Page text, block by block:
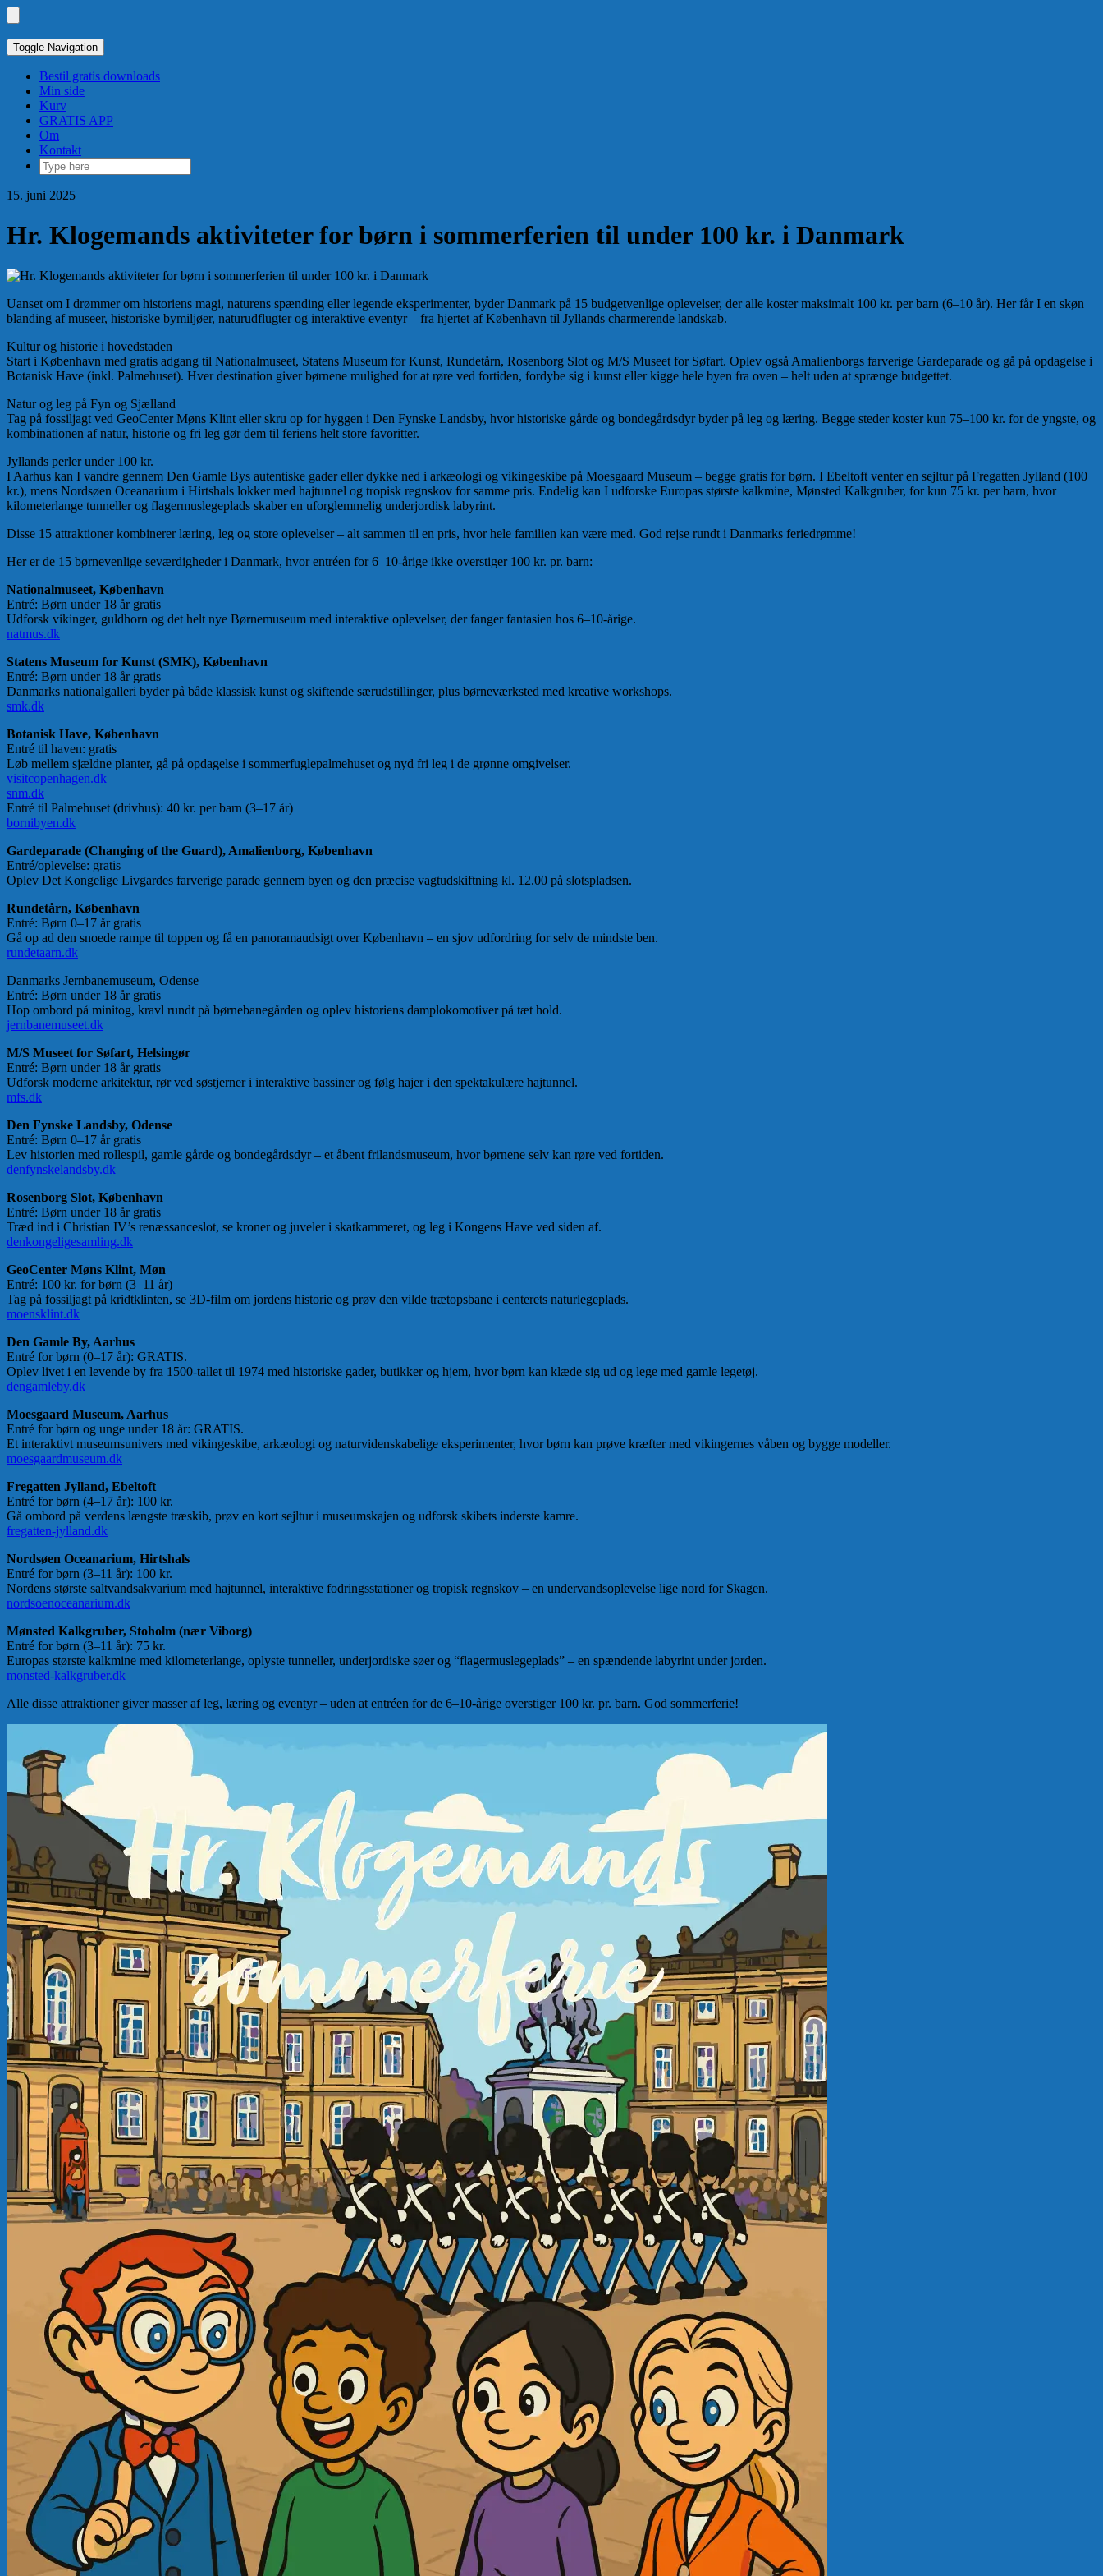
Skip
to
content
header
Toggle Navigation
Bestil gratis downloads
Min side
Kurv
GRATIS APP
Om
Kontakt
15. juni 2025
Hr. Klogemands aktiviteter for børn i sommerferien til under 100 kr. i Danmark
Uanset om I drømmer om historiens magi, naturens spænding eller legende eksperimenter, byder Danmark på 15 budgetvenlige oplevelser, der alle koster maksimalt 100 kr. per barn (6–10 år). Her får I en skøn
blanding af museer, historiske bymiljøer, natur­udflugter og interaktive eventyr – fra hjertet af København til Jyllands charmerende landskab.
Kultur og historie i hovedstaden
Start i København med gratis adgang til Nationalmuseet, Statens Museum for Kunst, Rundetårn, Rosenborg Slot og M/S Museet for Søfart. Oplev også Amalienborgs farverige Gardeparade og gå på opdagelse i
Botanisk Have (inkl. Palmehuset). Hver destination giver børnene mulighed for at røre ved fortiden, fordybe sig i kunst eller kigge hele byen fra oven – helt uden at sprænge budgettet.
Natur og leg på Fyn og Sjælland
Tag på fossiljagt ved GeoCenter Møns Klint eller skru op for hyggen i Den Fynske Landsby, hvor historiske gårde og bondegårdsdyr byder på leg og læring. Begge steder koster kun 75–100 kr. for de yngste, og
kombinationen af natur, historie og fri leg gør dem til feriens helt store favoritter.
Jyllands perler under 100 kr.
I Aarhus kan I vandre gennem Den Gamle Bys autentiske gader eller dykke ned i arkæologi og vikingeskibe på Moesgaard Museum – begge gratis for børn. I Ebeltoft venter en sejltur på Fregatten Jylland (100
kr.), mens Nordsøen Oceanarium i Hirtshals lokker med hajtunnel og tropisk regnskov for samme pris. Endelig kan I udforske Europas største kalkmine, Mønsted Kalkgruber, for kun 75 kr. per barn, hvor
kilometerlange tunneller og flagermuslegeplads skaber en uforglemmelig underjordisk labyrint.
Disse 15 attraktioner kombinerer læring, leg og store oplevelser – alt sammen til en pris, hvor hele familien kan være med. God rejse rundt i Danmarks feriedrømme!
Her er de 15 børnevenlige seværdigheder i Danmark, hvor entréen for 6–10-årige ikke overstiger 100 kr. pr. barn:
Nationalmuseet, København
Entré: Børn under 18 år gratis
Udforsk vikinger, guldhorn og det helt nye Børnemuseum med interaktive oplevelser, der fanger fantasien hos 6–10-årige.
natmus.dk
Statens Museum for Kunst (SMK), København
Entré: Børn under 18 år gratis
Danmarks nationalgalleri byder på både klassisk kunst og skiftende særudstillinger, plus børneværksted med kreative workshops.
smk.dk
Botanisk Have, København
Entré til haven: gratis
Løb mellem sjældne planter, gå på opdagelse i sommerfuglepalmehuset og nyd fri leg i de grønne omgivelser.
visitcopenhagen.dk
snm.dk
Entré til Palmehuset (drivhus): 40 kr. per barn (3–17 år)
bornibyen.dk
Gardeparade (Changing of the Guard), Amalienborg, København
Entré/oplevelse: gratis
Oplev Det Kongelige Livgardes farverige parade gennem byen og den præcise vagtudskiftning kl. 12.00 på slotspladsen.
Rundetårn, København
Entré: Børn 0–17 år gratis
Gå op ad den snoede rampe til toppen og få en panoramaudsigt over København – en sjov udfordring for selv de mindste ben.
rundetaarn.dk
Danmarks Jernbanemuseum, Odense
Entré: Børn under 18 år gratis
Hop ombord på minitog, kravl rundt på børnebanegården og oplev historiens damplokomotiver på tæt hold.
jernbanemuseet.dk
M/S Museet for Søfart, Helsingør
Entré: Børn under 18 år gratis
Udforsk moderne arkitektur, rør ved søstjerner i interaktive bassiner og følg hajer i den spektakulære hajtunnel.
mfs.dk
Den Fynske Landsby, Odense
Entré: Børn 0–17 år gratis
Lev historien med rollespil, gamle gårde og bondegårdsdyr – et åbent frilandsmuseum, hvor børnene selv kan røre ved fortiden.
denfynskelandsby.dk
Rosenborg Slot, København
Entré: Børn under 18 år gratis
Træd ind i Christian IV’s renæssanceslot, se kroner og juveler i skatkammeret, og leg i Kongens Have ved siden af.
denkongeligesamling.dk
GeoCenter Møns Klint, Møn
Entré: 100 kr. for børn (3–11 år)
Tag på fossiljagt på kridtklinten, se 3D-film om jordens historie og prøv den vilde trætopsbane i centerets naturlegeplads.
moensklint.dk
Den Gamle By, Aarhus
Entré for børn (0–17 år): GRATIS.
Oplev livet i en levende by fra 1500-tallet til 1974 med historiske gader, butikker og hjem, hvor børn kan klæde sig ud og lege med gamle legetøj.
dengamleby.dk
Moesgaard Museum, Aarhus
Entré for børn og unge under 18 år: GRATIS.
Et interaktivt museumsunivers med vikingeskibe, arkæologi og naturvidenskabelige eksperimenter, hvor børn kan prøve kræfter med vikingernes våben og bygge modeller.
moesgaardmuseum.dk
Fregatten Jylland, Ebeltoft
Entré for børn (4–17 år): 100 kr.
Gå ombord på verdens længste træskib, prøv en kort sejltur i museumskajen og udforsk skibets inderste kamre.
fregatten-jylland.dk
Nordsøen Oceanarium, Hirtshals
Entré for børn (3–11 år): 100 kr.
Nordens største saltvandsakvarium med hajtunnel, interaktive fodringsstationer og tropisk regnskov – en undervandsoplevelse lige nord for Skagen.
nordsoenoceanarium.dk
Mønsted Kalkgruber, Stoholm (nær Viborg)
Entré for børn (3–11 år): 75 kr.
Europas største kalkmine med kilometerlange, oplyste tunneller, underjordiske søer og “flagermuslegeplads” – en spændende labyrint under jorden.
monsted-kalkgruber.dk
Alle disse attraktioner giver masser af leg, læring og eventyr – uden at entréen for de 6–10-årige overstiger 100 kr. pr. barn. God sommerferie!